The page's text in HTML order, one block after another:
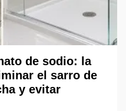
de sodio: la
el sarro de
y evitar